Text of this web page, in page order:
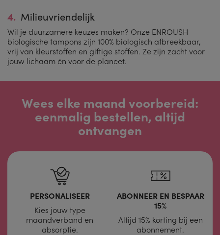
4. Milieuvriendelijk
Wil je duurzamere keuzes maken? Onze ENROUSH
biologische tampons zijn 100% biologisch afbreekbaar,
vrij van kleurstoffen en giftige stoffen. Ze zijn zacht voor
jouw lichaam én voor de planeet.
Wees elke maand voorbereid:
eenmalig bestellen, altijd
ontvangen
PERSONALISEER
Kies jouw type
maandverband en
absorptie.
ABONNEER EN BESPAAR
15%
Altijd 15% korting bij een
abonnement.